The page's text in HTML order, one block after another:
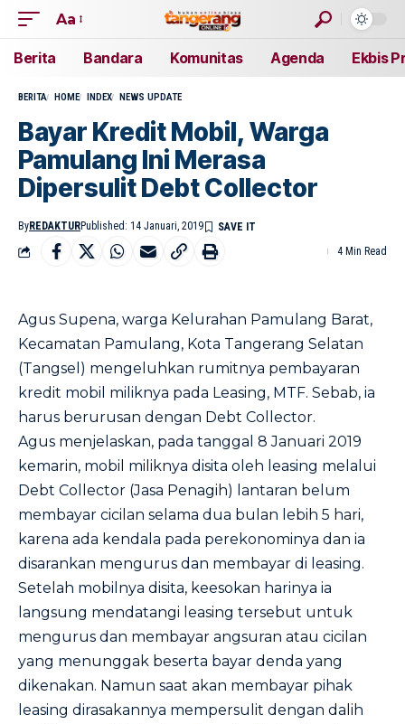
Aa
Berita Bandara Komunitas Agenda Ekbis
BERITA HOME INDEX NEWS UPDATE
Bayar Kredit Mobil, Warga
Pamulang Ini Merasa
Dipersulit Debt Collector
ByREDAKTURPublished: 14 Januari, 2019
4 Min Read
Agus Supena, warga Kelurahan Pamulang Barat,
Kecamatan Pamulang, Kota Tangerang Selatan
(Tangsel) mengeluhkan rumitnya pembayaran
kredit mobil miliknya pada Leasing, MTF. Sebab, ia
harus berurusan dengan Debt Collector.
Agus menjelaskan, pada tanggal 8 Januari 2019
kemarin, mobil miliknya disita oleh leasing melalui
Debt Collector (Jasa Penagih) lantaran belum
membayar cicilan selama dua bulan lebih 5 hari,
karena ada kendala pada perekonominya dan ia
disarankan mengurus dan membayar di leasing.
Setelah mobilnya disita, keesokan harinya ia
langsung mendatangi leasing tersebut untuk
mengurus dan membayar angsuran atau cicilan
yang menunggak beserta bayar denda yang
dikenakan. Namun saat akan membayar pihak
leasing dirasakannya mempersulit dengan dalih